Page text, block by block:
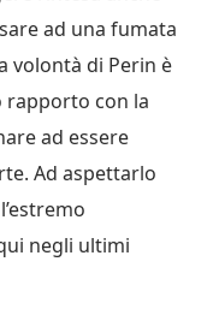
ad una fumata
volontà di Perin è
rapporto con la
ad essere
Ad aspettarlo
negli ultimi